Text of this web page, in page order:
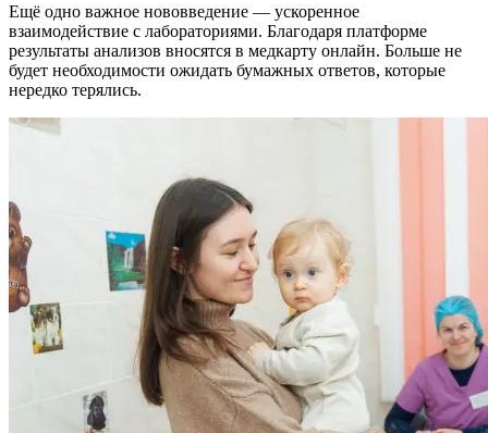
Ещё одно важное нововведение — ускоренное
взаимодействие с лабораториями. Благодаря платформе
результаты анализов вносятся в медкарту онлайн. Больше не
будет необходимости ожидать бумажных ответов, которые
нередко терялись.